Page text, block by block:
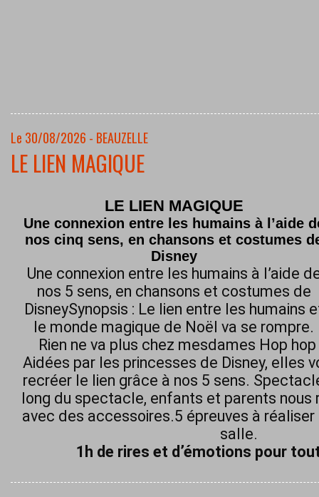
Le 30/08/2026 - BEAUZELLE
LE LIEN MAGIQUE
LE LIEN MAGIQUE
Une connexion entre les humains à l’aide
nos cinq sens, en chansons et costumes
Disney
Une connexion entre les humains à l’aide
nos 5 sens, en chansons et costumes de
DisneySynopsis : Le lien entre les humains
le monde magique de Noël va se rompre.
Rien ne va plus chez mesdames Hop
Aidées par les princesses de Disney, elles
recréer le lien grâce à nos 5 sens.
long du spectacle, enfants et parents nous
avec des accessoires.5 épreuves à
salle.
1h de rires et d’émotions pour